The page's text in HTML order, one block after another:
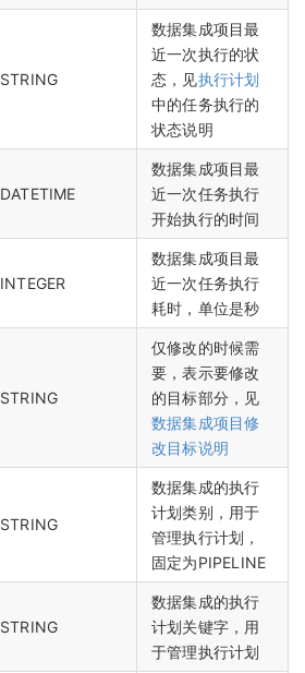
STRING
数据集成项目最
近一次执行的状
态，见执行计划
中的任务执行的
状态说明
DATETIME
数据集成项目最
近一次任务执行
开始执行的时间
INTEGER
数据集成项目最
近一次任务执行
耗时，单位是秒
STRING
仅修改的时候需
要，表示要修改
的目标部分，见
数据集成项目修
改目标说明
STRING
数据集成的执行
计划类别，用于
管理执行计划，
固定为PIPELINE
STRING
数据集成的执行
计划关键字，用
于管理执行计划